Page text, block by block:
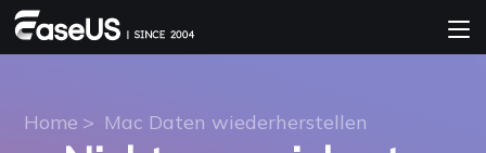
Home > Mac Daten wiederherstellen